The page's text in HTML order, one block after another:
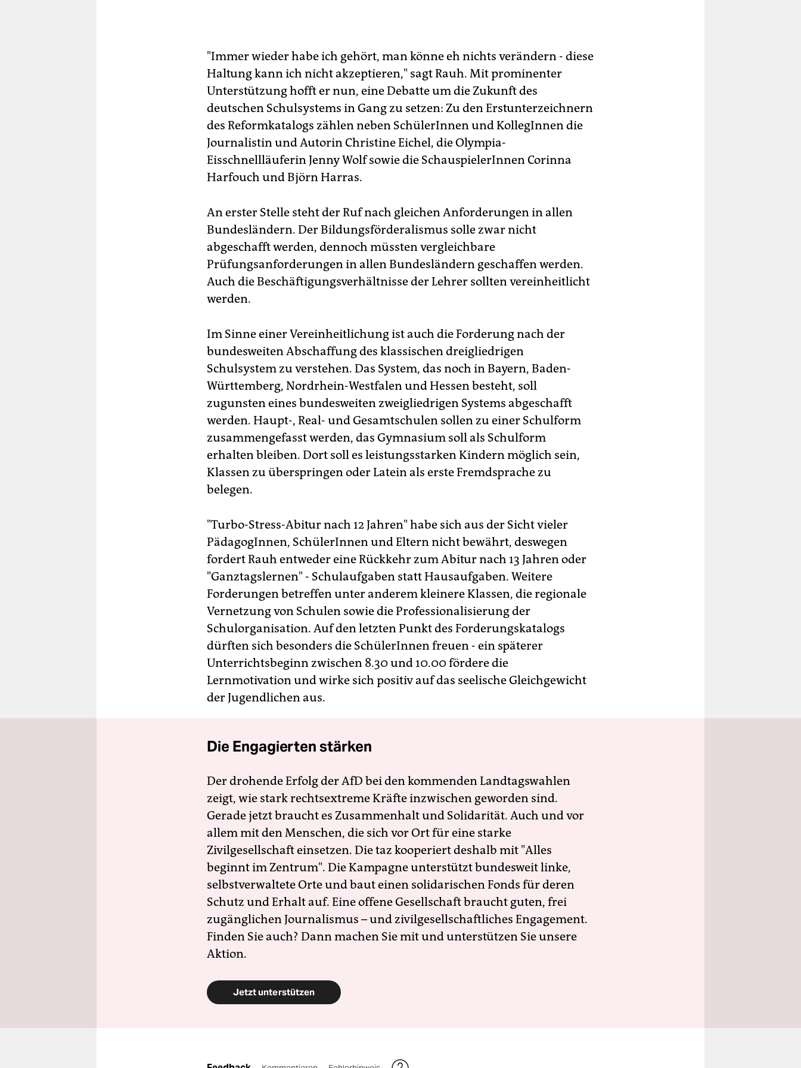
"Immer wieder habe ich gehört, man könne eh nichts verändern - diese
Haltung kann ich nicht akzeptieren," sagt Rauh. Mit prominenter
Unterstützung hofft er nun, eine Debatte um die Zukunft des
deutschen Schulsystems in Gang zu setzen: Zu den Erstunterzeichnern
des Reformkatalogs zählen neben SchülerInnen und KollegInnen die
Journalistin und Autorin Christine Eichel, die Olympia-
Eisschnellläuferin Jenny Wolf sowie die SchauspielerInnen Corinna
Harfouch und Björn Harras.
An erster Stelle steht der Ruf nach gleichen Anforderungen in allen
Bundesländern. Der Bildungsförderalismus solle zwar nicht
abgeschafft werden, dennoch müssten vergleichbare
Prüfungsanforderungen in allen Bundesländern geschaffen werden.
Auch die Beschäftigungsverhältnisse der Lehrer sollten vereinheitlicht
werden.
Im Sinne einer Vereinheitlichung ist auch die Forderung nach der
bundesweiten Abschaffung des klassischen dreigliedrigen
Schulsystem zu verstehen. Das System, das noch in Bayern, Baden-
Württemberg, Nordrhein-Westfalen und Hessen besteht, soll
zugunsten eines bundesweiten zweigliedrigen Systems abgeschafft
werden. Haupt-, Real- und Gesamtschulen sollen zu einer Schulform
zusammengefasst werden, das Gymnasium soll als Schulform
erhalten bleiben. Dort soll es leistungsstarken Kindern möglich sein,
Klassen zu überspringen oder Latein als erste Fremdsprache zu
belegen.
"Turbo-Stress-Abitur nach 12 Jahren" habe sich aus der Sicht vieler
PädagogInnen, SchülerInnen und Eltern nicht bewährt, deswegen
fordert Rauh entweder eine Rückkehr zum Abitur nach 13 Jahren oder
"Ganztagslernen" - Schulaufgaben statt Hausaufgaben. Weitere
Forderungen betreffen unter anderem kleinere Klassen, die regionale
Vernetzung von Schulen sowie die Professionalisierung der
Schulorganisation. Auf den letzten Punkt des Forderungskatalogs
dürften sich besonders die SchülerInnen freuen - ein späterer
Unterrichtsbeginn zwischen 8.30 und 10.00 fördere die
Lernmotivation und wirke sich positiv auf das seelische Gleichgewicht
der Jugendlichen aus.
Die Engagierten stärken
Der drohende Erfolg der AfD bei den kommenden Landtagswahlen
zeigt, wie stark rechtsextreme Kräfte inzwischen geworden sind.
Gerade jetzt braucht es Zusammenhalt und Solidarität. Auch und vor
allem mit den Menschen, die sich vor Ort für eine starke
Zivilgesellschaft einsetzen. Die taz kooperiert deshalb mit "Alles
beginnt im Zentrum". Die Kampagne unterstützt bundesweit linke,
selbstverwaltete Orte und baut einen solidarischen Fonds für deren
Schutz und Erhalt auf. Eine offene Gesellschaft braucht guten, frei
zugänglichen Journalismus – und zivilgesellschaftliches Engagement.
Finden Sie auch? Dann machen Sie mit und unterstützen Sie unsere
Aktion.
Jetzt unterstützen